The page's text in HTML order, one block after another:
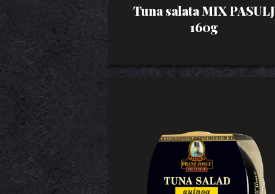
Tuna salata MIX PASULJ
160g